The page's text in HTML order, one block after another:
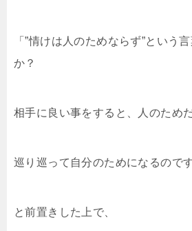
「”情けは人のためならず”という
か？
相手に良い事をすると、人のため
巡り巡って自分のためになるのです
と前置きした上で、